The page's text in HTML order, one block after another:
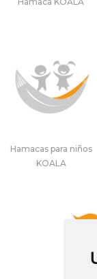
Hamacas para niños
KOALA